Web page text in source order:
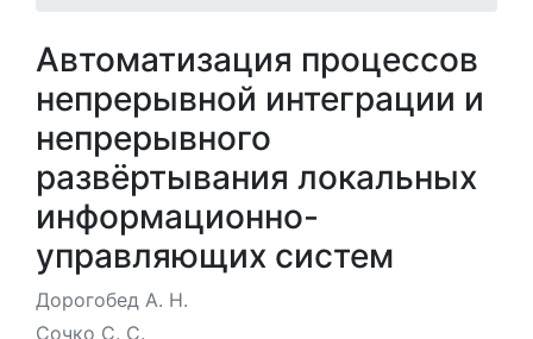
Автоматизация процессов
непрерывной интеграции и
непрерывного
развёртывания локальных
информационно-
управляющих систем
Дорогобед А. Н.
Сочко С. С.